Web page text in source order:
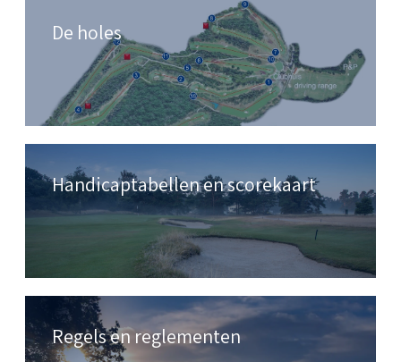
De holes
Handicaptabellen en scorekaart
Regels en reglementen